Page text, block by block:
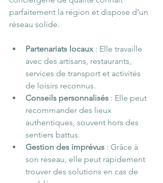
parfaitement la région et dispose d’un
réseau solide.
Partenariats locaux : Elle travaille
avec des artisans, restaurants,
services de transport et activités
de loisirs reconnus.
Conseils personnalisés : Elle peut
recommander des lieux
authentiques, souvent hors des
sentiers battus.
Gestion des imprévus : Grâce à
son réseau, elle peut rapidement
trouver des solutions en cas de